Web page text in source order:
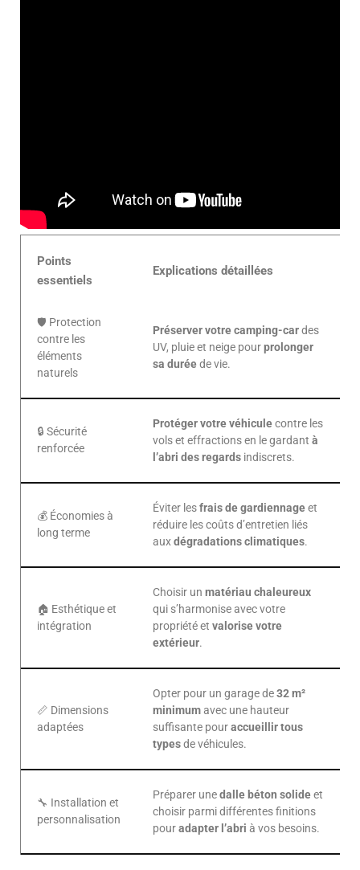
Points
essentiels
Explications détaillées
🛡️ Protection
contre les
éléments
naturels
Préserver votre camping-cardes
UV, pluie et neige pourprolonger
sa duréede vie.
🔒 Sécurité
renforcée
Protéger votre véhiculecontre les
vols et effractions en le gardant à
l’abri des regards indiscrets.
💰 Économies à
long terme
Éviter lesfrais de gardiennageet
réduire les coûts d’entretien liés
auxdégradations climatiques.
🏠 Esthétique et
intégration
Choisir un matériau chaleureux
qui s’harmonise avec votre
propriété et valorise votre
extérieur.
📏 Dimensions
adaptées
Opter pour un garage de32 m²
minimumavec une hauteur
suffisante pouraccueillir tous
typesde véhicules.
🔧 Installation et
personnalisation
Préparer unedalle béton solideet
choisir parmi différentes finitions
pouradapter l’abri à vos besoins.